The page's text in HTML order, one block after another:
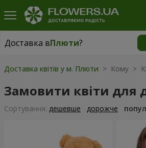
Доставка вПлюти?
Доставка вПлюти|
Доставка квітів у м. Плюти > Кому >
Замовити квіти для
Сортування: дешевше дорожче